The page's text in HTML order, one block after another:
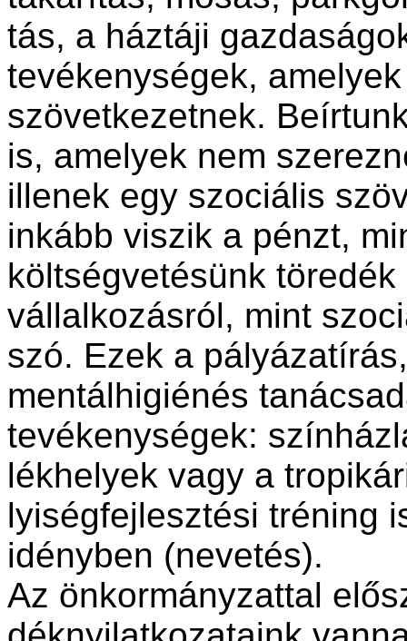
tás, a háztáji
tevé­kenységek,
szövetkezet­nek.
is, ame­lyek nem
illenek egy szociális
inkább viszik a pénzt,
költségvetésünk
vállalkozásról, mint
szó. Ezek a
mentálhigiénés
tevékenységek:
lékhelyek vagy a
lyiségfejlesztési tréning
idényben (nevetés).
Az önkormányzattal